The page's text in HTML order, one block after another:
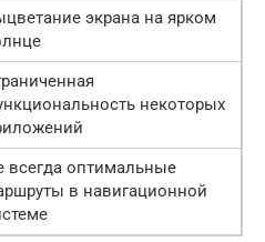
экрана на ярком
некоторых
всегда оптимальные
в навигационной